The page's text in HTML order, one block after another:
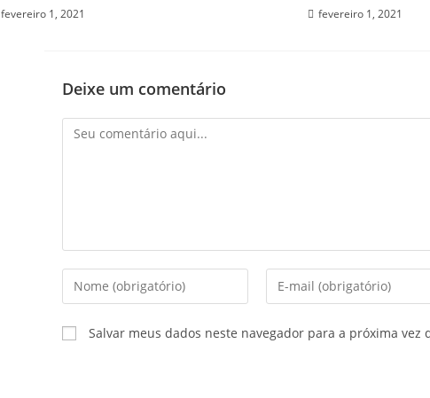
fevereiro 1, 2021 fevereiro 1, 2021
Deixe um comentário
Salvar meus dados neste navegador para a próxima vez